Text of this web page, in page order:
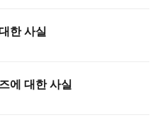
한 사실
에 대한 사실